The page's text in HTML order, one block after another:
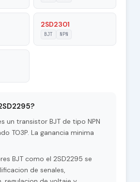
150 °C
50 W
2SD2301
BJT NPN
un transistor BJT de tipo NPN
TO3P. La ganancia minima
BJT como el 2SD2295 se
de senales,